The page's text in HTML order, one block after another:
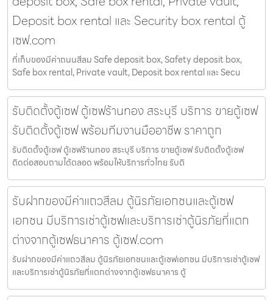
Deposit box rental และ Security box rental ตู้
เซฟ.com
ที่เก็บของมีค่าถนนสีลม Safe deposit box, Safety deposit box,
Safe box rental, Private vault, Deposit box rental และ Secu
รับติดตั้งตู้เซฟ ตู้เซฟร้านทอง สระบุรี บริการ ขายตู้เซฟ
รับติดตั้งตู้เซฟ พร้อมทีมงานมืออาชีพ ราคาถูก
รับติดตั้งตู้เซฟ ตู้เซฟร้านทอง สระบุรี บริการ ขายตู้เซฟ รับติดตั้งตู้เซฟ
ติดต่อสอบถามได้ตลอด พร้อมให้บริการทั่วไทย รับติ
รับฝากของมีค่าแถวสีลม ตู้นิรภัยเอกชนและตู้เซฟ
เอกชน มีบริการเช่าตู้เซฟและบริการเช่าตู้นิรภัยที่แตก
ต่างจากตู้เซฟธนาคาร ตู้เซฟ.com
รับฝากของมีค่าแถวสีลม ตู้นิรภัยเอกชนและตู้เซฟเอกชน มีบริการเช่าตู้เซฟ
และบริการเช่าตู้นิรภัยที่แตกต่างจากตู้เซฟธนาคาร ตู้